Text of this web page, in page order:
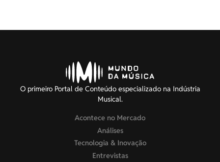
O primeiro Portal de Conteúdo especializado na Indústria
Musical.
Acontece no Mercado
Análises
Tecnologia & Inovação
Entrevistas